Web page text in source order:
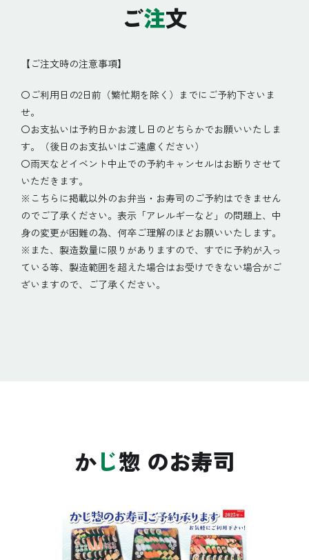
ご注文
【ご注文時の注意事項】
〇ご利用日の2日前（繁忙期を除く）までにご予約下さいま
せ。
〇お支払いは予約日かお渡し日のどちらかでお願いいたしま
す。（後日のお支払いはご遠慮ください）
〇雨天などイベント中止での予約キャンセルはお断りさせて
いただきます。
※こちらに掲載以外のお弁当・お寿司のご予約はできません
のでご了承ください。表示「アレルギーなど」の問題上、中
身の変更が困難の為、何卒ご理解のほどお願いいたします。
※また、製造数量に限りがありますので、すでに予約が入っ
ている等、製造範囲を超えた場合はお受けできない場合がご
ざいますので、ご了承ください。
かじ惣 のお寿司